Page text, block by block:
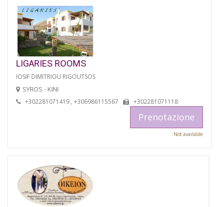
LIGARIES ROOMS
IOSIF DIMITRIOU RIGOUTSOS
SYROS - KINI
+302281071419 , +306986115567 +302281071118
Prenotazione
Not available